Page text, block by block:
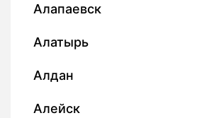
Алапаевск
Алатырь
Алдан
Алейск